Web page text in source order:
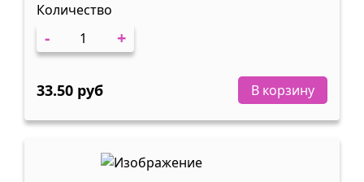
Количество
- +
33.50 руб В корзину